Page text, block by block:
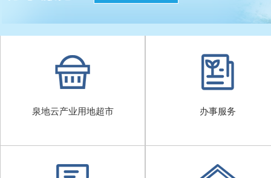
泉地云产业用地超市 办事服务